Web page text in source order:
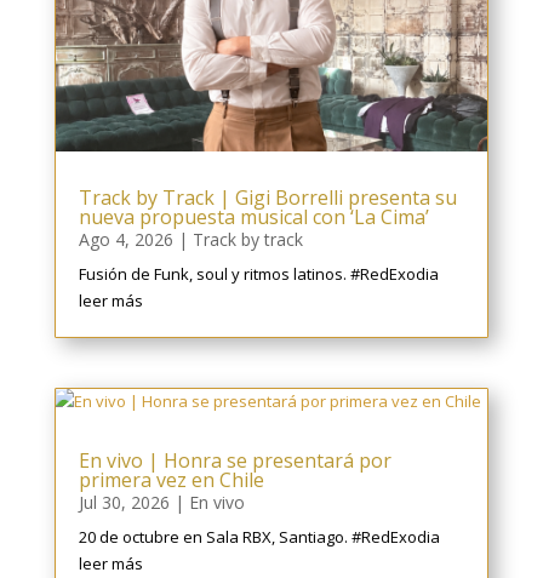
Track by Track | Gigi Borrelli presenta su
nueva propuesta musical con ‘La Cima’
Ago 4, 2026 | Track by track
Fusión de Funk, soul y ritmos latinos. #RedExodia
leer más
En vivo | Honra se presentará por
primera vez en Chile
Jul 30, 2026 | En vivo
20 de octubre en Sala RBX, Santiago. #RedExodia
leer más